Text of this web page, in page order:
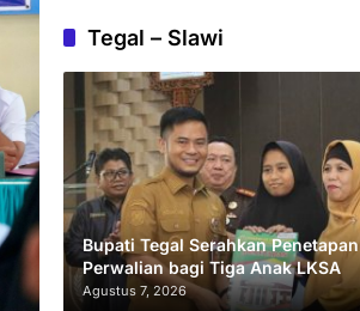
Tegal – Slawi
Bupati Tegal Serahkan Penetapan
Perwalian bagi Tiga Anak LKSA
Agustus 7, 2026